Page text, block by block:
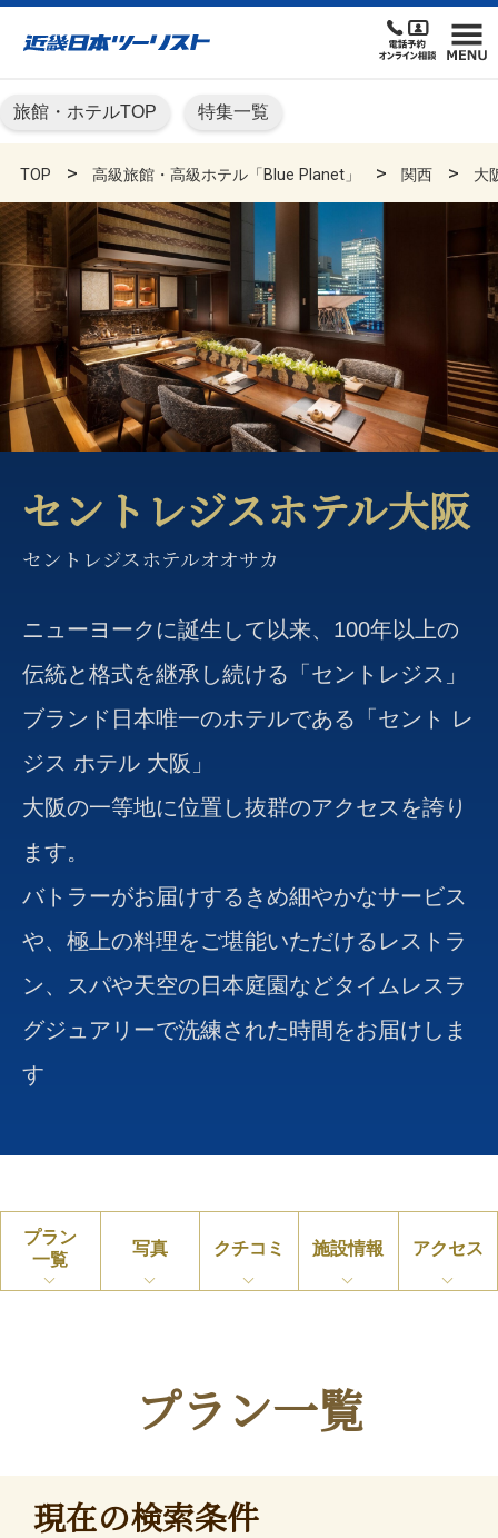
旅館・ホテルTOP 特集一覧
TOP 高級旅館・高級ホテル「Blue Planet」 関西 大
セントレジスホテル大阪
セントレジスホテルオオサカ
ニューヨークに誕生して以来、100年以上の
伝統と格式を継承し続ける「セントレジス」
ブランド日本唯一のホテルである「セント レ
ジス ホテル 大阪」
大阪の一等地に位置し抜群のアクセスを誇り
ます。
バトラーがお届けするきめ細やかなサービス
や、極上の料理をご堪能いただけるレストラ
ン、スパや天空の日本庭園などタイムレスラ
グジュアリーで洗練された時間をお届けしま
す
プラン
一覧
写真 クチコミ 施設情報 アクセス
プラン一覧
現在の検索条件